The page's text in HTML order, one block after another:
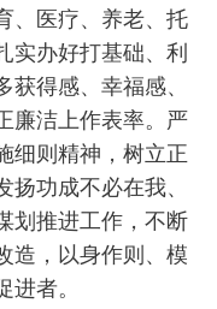
、医疗、养老、托
实办好打基础、利
得感、幸福感、
廉洁上作表率。严
细则精神，树立正
功成不必在我、
划推进工作，不断
造，以身作则、模
者。